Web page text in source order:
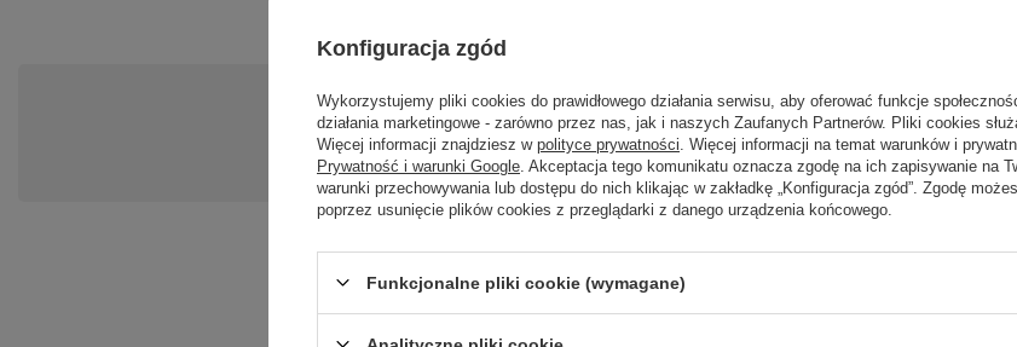
Potrzebujesz pomocy? Masz pytania?
Zadaj pytanie a my odpowiemy niezwłocznie, najciekawsze pytania i odpowiedzi publikując dla
innych.
Napisz swoją opinię
Konfiguracja zgód
Wykorzystujemy pliki cookies do prawidłowego działania serwisu, aby oferować funkcje
działania marketingowe - zarówno przez nas, jak i naszych Zaufanych Partnerów. Pliki cookies
Więcej informacji znajdziesz w polityce prywatności . Więcej informacji na temat warunków i
Prywatność i warunki Google . Akceptacja tego komunikatu oznacza zgodę na ich zapisywanie na
warunki przechowywania lub dostępu do nich klikając w zakładkę „Konfiguracja zgód”. Zgodę
poprzez usunięcie plików cookies z przeglądarki z danego urządzenia końcowego.
Funkcjonalne pliki cookie (wymagane)